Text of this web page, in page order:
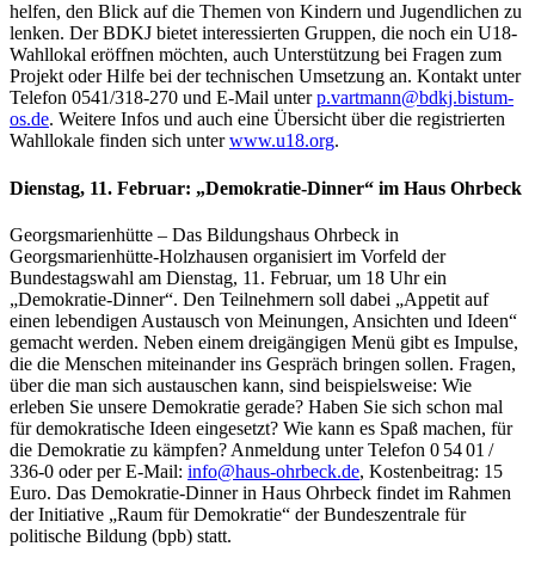
helfen, den Blick auf die Themen von Kindern und Jugendlichen zu
lenken. Der BDKJ bietet interessierten Gruppen, die noch ein U18-
Wahllokal eröffnen möchten, auch Unterstützung bei Fragen zum
Projekt oder Hilfe bei der technischen Umsetzung an. Kontakt unter
Telefon 0541/318-270 und E-Mail unterp.vartmann@bdkj.bistum-
os.de. Weitere Infos und auch eine Übersicht über die registrierten
Wahllokale finden sich unterwww.u18.org.
Dienstag, 11. Februar: „Demokratie-Dinner“ im Haus Ohrbeck
Georgsmarienhütte – Das Bildungshaus Ohrbeck in
Georgsmarienhütte-Holzhausen organisiert im Vorfeld der
Bundestagswahl am Dienstag, 11. Februar, um 18 Uhr ein
„Demokratie-Dinner“. Den Teilnehmern soll dabei „Appetit auf
einen lebendigen Austausch von Meinungen, Ansichten und Ideen“
gemacht werden. Neben einem dreigängigen Menü gibt es Impulse,
die die Menschen miteinander ins Gespräch bringen sollen. Fragen,
über die man sich austauschen kann, sind beispielsweise: Wie
erleben Sie unsere Demokratie gerade? Haben Sie sich schon mal
für demokratische Ideen eingesetzt? Wie kann es Spaß machen, für
die Demokratie zu kämpfen? Anmeldung unter Telefon 0 54 01 /
336-0 oder per E-Mail: info@haus-ohrbeck.de, Kostenbeitrag: 15
Euro. Das Demokratie-Dinner in Haus Ohrbeck findet im Rahmen
der Initiative „Raum für Demokratie“ der Bundeszentrale für
politische Bildung (bpb) statt.